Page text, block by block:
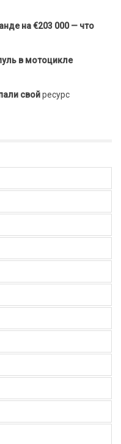
на €203 000 — что
в мотоцикле
свойресурс